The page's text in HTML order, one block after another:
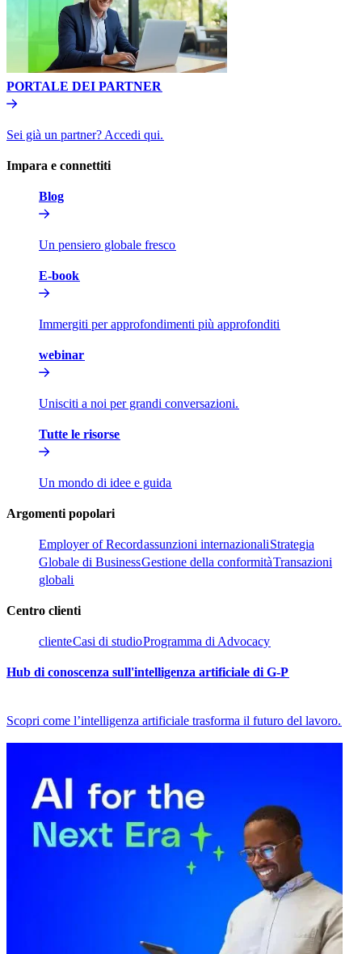
PORTALE DEI PARTNER​​
Sei già un partner? Accedi qui.​​
Impara e connettiti​​
Blog​​
Un pensiero globale fresco​​
E-book​​
Immergiti per approfondimenti più approfonditi​​
webinar​​
Unisciti a noi per grandi conversazioni.​​
Tutte le risorse​​
Un mondo di idee e guida​​
Argomenti popolari​​
Employer of Record​​assunzioni internazionali​​Strategia
Globale di Business​​Gestione della conformità​​Transazioni
globali​​
Centro clienti​​
cliente​​Casi di studio​​Programma di Advocacy​​
Hub di conoscenza sull'intelligenza artificiale di G-P​​
Scopri come l’intelligenza artificiale trasforma il futuro del lavoro.​​